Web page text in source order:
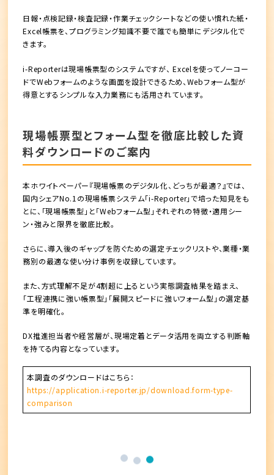
日報・点検記録・検査記録・作業チェックシートなどの使い慣れた紙・
Excel帳票を、プログラミング知識不要で誰でも簡単にデジタル化で
きます。
i-Reporterは現場帳票型のシステムですが、 Excelを使ってノーコー
ドでWebフォームのような画面を設計できるため、Webフォーム型が
得意とするシンプルな入力業務にも活用されています。
現場帳票型とフォーム型を徹底比較した資
料ダウンロードのご案内
本ホワイトペーパー『現場帳票のデジタル化、どっちが最適？』では、
国内シェアNo.1の現場帳票システム「i-Reporter」で培った知見をも
とに、「現場帳票型」と「Webフォーム型」それぞれの特徴・適用シー
ン・強みと限界を徹底比較。
さらに、導入後のギャップを防ぐための選定チェックリストや、業種・業
務別の最適な使い分け事例を収録しています。
また、方式理解不足が4割超に上るという実態調査結果を踏まえ、
「工程連携に強い帳票型」「展開スピードに強いフォーム型」の選定基
準を明確化。
DX推進担当者や経営層が、現場定着とデータ活用を両立する判断軸
を持てる内容となっています。
本調査のダウンロードはこちら：
https://application.i-reporter.jp/download.form-type-
comparison